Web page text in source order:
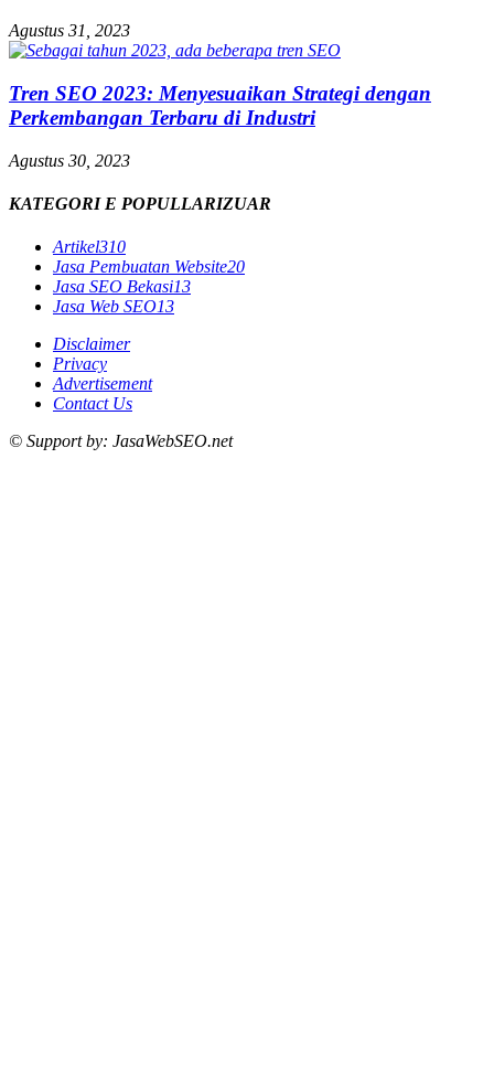
Agustus 31, 2023
Tren SEO 2023: Menyesuaikan Strategi dengan
Perkembangan Terbaru di Industri
Agustus 30, 2023
KATEGORI E POPULLARIZUAR
Artikel310
Jasa Pembuatan Website20
Jasa SEO Bekasi13
Jasa Web SEO13
Disclaimer
Privacy
Advertisement
Contact Us
© Support by: JasaWebSEO.net